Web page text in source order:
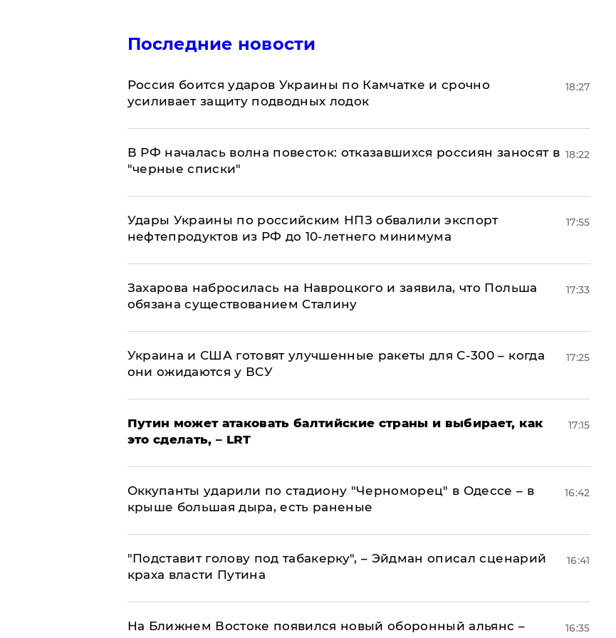
Последние новости
Россия боится ударов Украины по Камчатке и срочно
усиливает защиту подводных лодок
18:27
​В РФ началась волна повесток: отказавшихся россиян заносят в
"черные списки"
18:22
Удары Украины по российским НПЗ обвалили экспорт
нефтепродуктов из РФ до 10-летнего минимума
17:55
​Захарова набросилась на Навроцкого и заявила, что Польша
обязана существованием Сталину
17:33
Украина и США готовят улучшенные ракеты для С-300 – когда
они ожидаются у ВСУ
17:25
Путин может атаковать балтийские страны и выбирает, как
это сделать, – LRT
17:15
Оккупанты ударили по стадиону "Черноморец" в Одессе – в
крыше большая дыра, есть раненые
16:42
​"Подставит голову под табакерку", – Эйдман описал сценарий
краха власти Путина
16:41
На Ближнем Востоке появился новый оборонный альянс –
16:35